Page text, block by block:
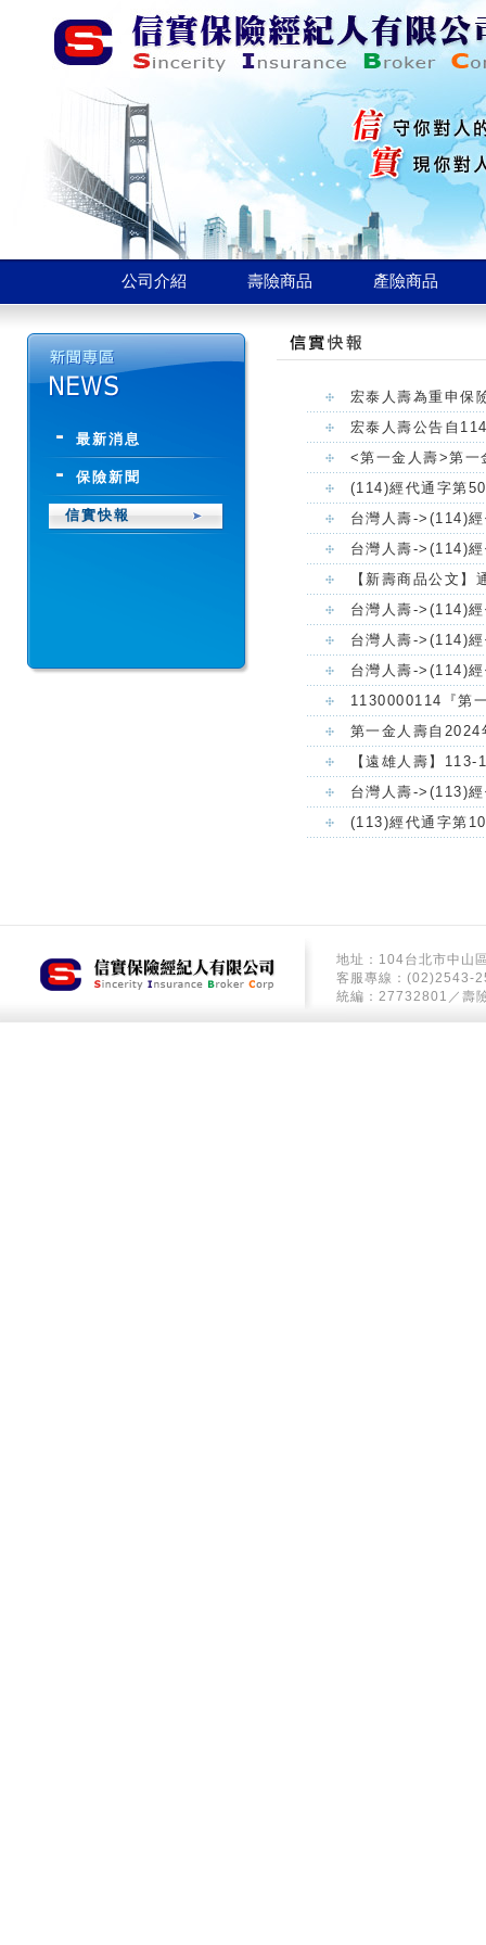
公司介紹 壽險商品 產險商品
最新消息
保險新聞
信實快報
宏泰人壽為重申保
宏泰人壽公告自
<第一金人壽>第一
(114)經代通字第
台灣人壽->(114)
台灣人壽->(114)
【新壽商品公文
台灣人壽->(114)
台灣人壽->(114)
台灣人壽->(114)
1130000114『第
第一金人壽自2024
【遠雄人壽】
台灣人壽->(113)
(113)經代通字第
地址：104台北市中山
客服專線：(02)2543-
統編：27732801／壽